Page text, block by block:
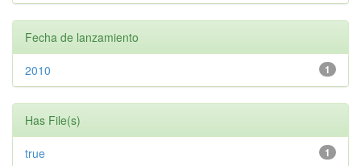
Fecha de lanzamiento
1
2010
Has File(s)
1
true